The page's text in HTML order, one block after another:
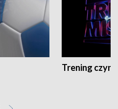
Trening czyni